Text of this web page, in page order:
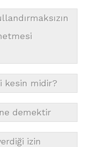
kesin midir?
demektir
izin